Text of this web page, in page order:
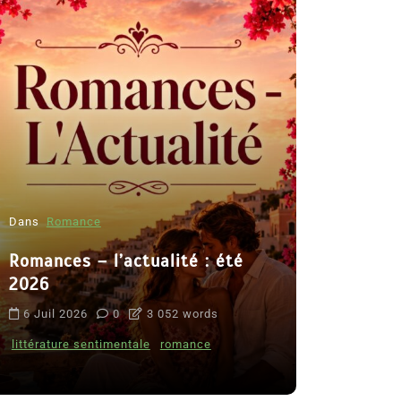
Dans Romance
Romances – l’actualité : été
2026
6 Juil 2026 0 3 052 words
littérature sentimentale romance